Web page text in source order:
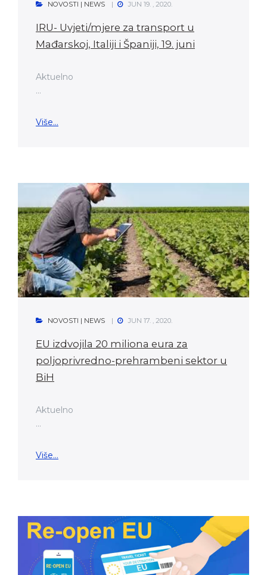
NOVOSTI | NEWS JUN 19. , 2020.
IRU- Uvjeti/mjere za transport u
Mađarskoj, Italiji i Španiji, 19. juni
Aktuelno
...
Više...
NOVOSTI | NEWS JUN 17. , 2020.
EU izdvojila 20 miliona eura za
poljoprivredno-prehrambeni sektor u
BiH
Aktuelno
...
Više...